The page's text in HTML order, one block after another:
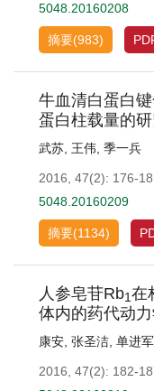
5048.20160208
摘要(983)
牛血清白蛋白
蛋白柱载量的
武苏 王伟 季一兵
2016, 47(2): 176-
5048.20160209
摘要(1134)
人参皂苷Rb1在
体内的药代动
康安 张圣洁 单进军
2016, 47(2): 182-